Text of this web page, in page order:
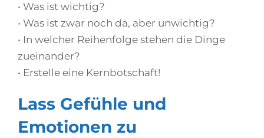
• Was ist wichtig?
• Was ist zwar noch da, aber unwichtig?
• In welcher Reihenfolge stehen die Dinge
zueinander?
• Erstelle eine Kernbotschaft!
Lass Gefühle und
Emotionen zu